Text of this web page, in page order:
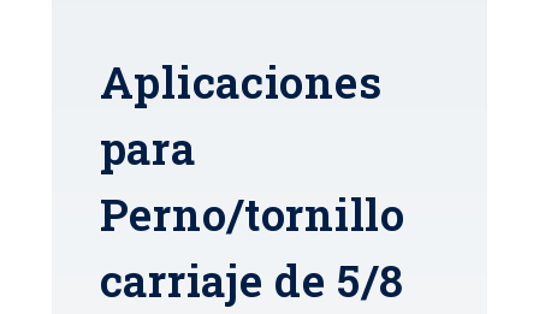
Aplicaciones
para
Perno/tornillo
carriaje de 5/8